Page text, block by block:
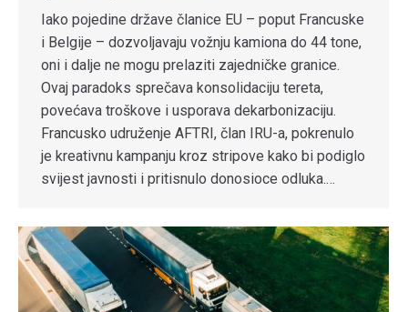
Iako pojedine države članice EU – poput Francuske
i Belgije – dozvoljavaju vožnju kamiona do 44 tone,
oni i dalje ne mogu prelaziti zajedničke granice.
Ovaj paradoks sprečava konsolidaciju tereta,
povećava troškove i usporava dekarbonizaciju.
Francusko udruženje AFTRI, član IRU-a, pokrenulo
je kreativnu kampanju kroz stripove kako bi podiglo
svijest javnosti i pritisnulo donosioce odluka.…